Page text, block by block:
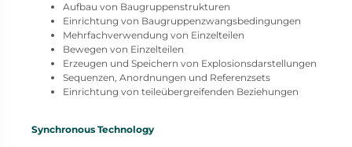
Aufbau von Baugruppenstrukturen
Einrichtung von Baugruppenzwangsbedingungen
Mehrfachverwendung von Einzelteilen
Bewegen von Einzelteilen
Erzeugen und Speichern von Explosionsdarstellungen
Sequenzen, Anordnungen und Referenzsets
Einrichtung von teileübergreifenden Beziehungen
Synchronous Technology